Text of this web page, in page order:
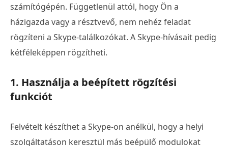
számítógépén. Függetlenül attól, hogy Ön a
házigazda vagy a résztvevő, nem nehéz feladat
rögzíteni a Skype-találkozókat. A Skype-hívásait pedig
kétféleképpen rögzítheti.
1. Használja a beépített rögzítési
funkciót
Felvételt készíthet a Skype-on anélkül, hogy a helyi
szolgáltatáson keresztül más beépülő modulokat